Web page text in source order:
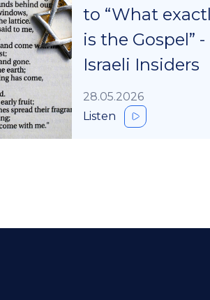
to “What
is the Gospel” -
Israeli Insiders
28.05.2026
Listen